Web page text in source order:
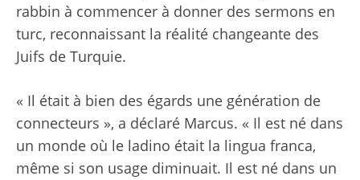
rabbin à commencer à donner des sermons en
turc, reconnaissant la réalité changeante des
Juifs de Turquie.
« Il était à bien des égards une génération de
connecteurs », a déclaré Marcus. « Il est né dans
un monde où le ladino était la lingua franca,
même si son usage diminuait. Il est né dans un